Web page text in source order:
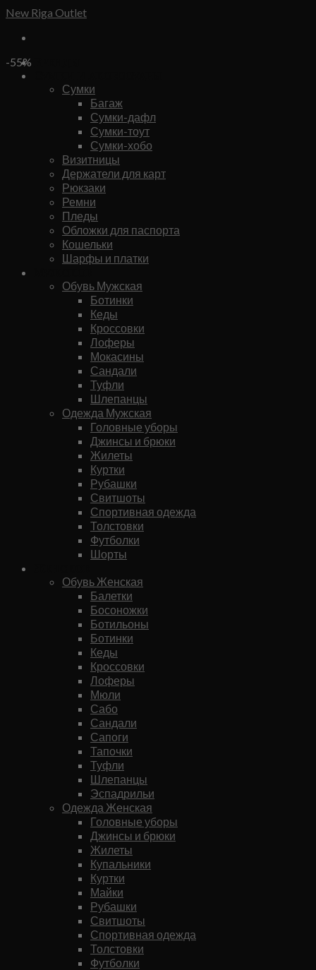
Skip
content
New Riga Outlet
Сумки
Багаж
Сумки-дафл
Сумки-тоут
Сумки-хобо
Визитницы
Держатели для карт
Рюкзаки
Ремни
Пледы
Обложки для паспорта
Кошельки
Шарфы и платки
Обувь Мужская
Ботинки
Кеды
Кроссовки
Лоферы
Мокасины
Сандали
Туфли
Шлепанцы
Одежда Мужская
Головные уборы
Джинсы и брюки
Жилеты
Куртки
Рубашки
Свитшоты
Спортивная одежда
Толстовки
Футболки
Шорты
Обувь Женская
Балетки
Босоножки
Ботильоны
Ботинки
Кеды
Кроссовки
Лоферы
Мюли
Сабо
Сандали
Сапоги
Тапочки
Туфли
Шлепанцы
Эспадрильи
Одежда Женская
Головные уборы
Джинсы и брюки
Жилеты
Купальники
Куртки
Майки
Рубашки
Свитшоты
Спортивная одежда
Толстовки
Футболки
-55%